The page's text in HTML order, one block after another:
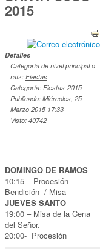
2015
Detalles
Categoría de nivel principal o
raíz: Fiestas
Categoría: Fiestas-2015
Publicado: Miércoles, 25
Marzo 2015 17:33
Visto: 40742
DOMINGO DE RAMOS
10:15 – Procesión
Bendición / Misa
JUEVES SANTO
19:00 – Misa de la Cena
del Señor.
20:00- Procesión